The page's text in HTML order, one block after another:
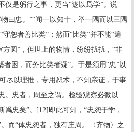
仅是躬行之事，更当“迻以爲学”。说
曰忠。”“闻一以知十，举一隅而以三隅
守恕者善比类”；然而“比类”并不能“遍
方圆”，但世上的物情，纷纷扰扰，“非
者困，而务比类者疑”。于是须用“忠”以
尽以理推，专用恕术，不知亲证，于事
。忠者，周至之谓。检验观察必微以
忠矣”。
[12] 即此可知，“忠恕于学，
而“体忠恕者，独有庄周。〈齐物〉之